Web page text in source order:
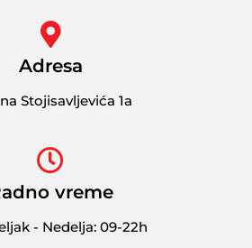
Adresa
Stojisavljevića 1a
vreme
- Nedelja: 09-22h